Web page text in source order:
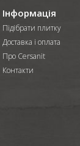
Інформація
Підібрати плитку
Доставка і оплата
Про Cersanit
Контакти